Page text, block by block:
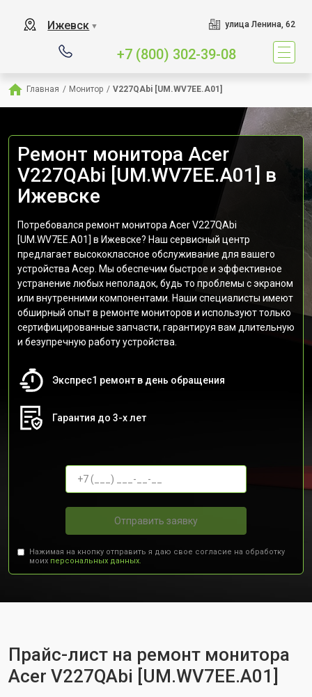
Ижевск ▼ улица Ленина, 62
+7 (800) 302-39-08
Главная / Монитор / V227QAbi [UM.WV7EE.A01]
Ремонт монитора Acer
V227QAbi [UM.WV7EE.A01] в
Ижевске
Потребовался ремонт монитора Acer V227QAbi
[UM.WV7EE.A01] в Ижевске? Наш сервисный центр
предлагает высококлассное обслуживание для вашего
устройства Асер. Мы обеспечим быстрое и эффективное
устранение любых неполадок, будь то проблемы с экраном
или внутренними компонентами. Наши специалисты имеют
обширный опыт в ремонте мониторов и используют только
сертифицированные запчасти, гарантируя вам длительную
и безупречную работу устройства.
Экспрес1 ремонт в день обращения
Гарантия до 3-х лет
Отправить заявку
Нажимая на кнопку отправить я даю свое согласие на обработку
моих персональных данных.
Прайс-лист на ремонт монитора
Acer V227QAbi [UM.WV7EE.A01]